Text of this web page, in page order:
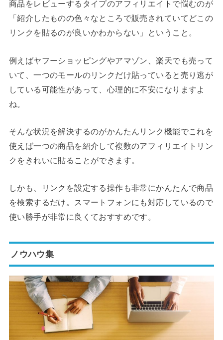
商品をレビューするタイプのアフィリエイトで悩むのが
「紹介したものの色々なところで販売されていてどこの
リンクを貼るのが良いかわからない」ということ。
例えばヤフーショッピングやアマゾン、楽天でも売って
いて、一つのモールのリンクだけ貼っていると売り逃が
している可能性があって、心理的に不安になりますよ
ね。
そんな状況を解決するのがかんたんリンク機能でこれを
使えば一つの商品を紹介して複数のアフィリエイトリン
クをきれいに貼ることができます。
しかも、リンクを設定する操作も非常にかんたんで商品
を検索するだけ。スマートフォンにも対応しているので
使い勝手が非常に良くておすすめです。
ノウハウ集